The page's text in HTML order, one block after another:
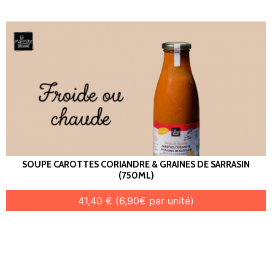
SOUPE CAROTTES CORIANDRE & GRAINES DE SARRASIN
(750ML)
41,40 € (6,90€ par unité)